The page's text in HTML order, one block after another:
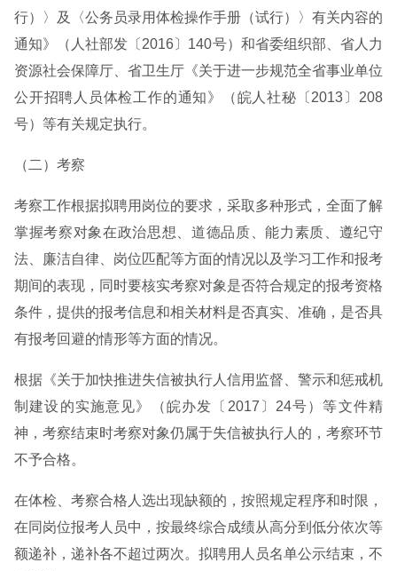
行）〉及〈公务员录用体检操作手册（试行）〉有关内容的
通知》（人社部发〔2016〕140号）和省委组织部、省人力
资源社会保障厅、省卫生厅《关于进一步规范全省事业单位
公开招聘人员体检工作的通知》（皖人社秘〔2013〕208
号）等有关规定执行。
（二）考察
考察工作根据拟聘用岗位的要求，采取多种形式，全面了解
掌握考察对象在政治思想、道德品质、能力素质、遵纪守
法、廉洁自律、岗位匹配等方面的情况以及学习工作和报考
期间的表现，同时要核实考察对象是否符合规定的报考资格
条件，提供的报考信息和相关材料是否真实、准确，是否具
有报考回避的情形等方面的情况。
根据《关于加快推进失信被执行人信用监督、警示和惩戒机
制建设的实施意见》（皖办发〔2017〕24号）等文件精
神，考察结束时考察对象仍属于失信被执行人的，考察环节
不予合格。
在体检、考察合格人选出现缺额的，按照规定程序和时限，
在同岗位报考人员中，按最终综合成绩从高分到低分依次等
额递补，递补各不超过两次。拟聘用人员名单公示结束，不